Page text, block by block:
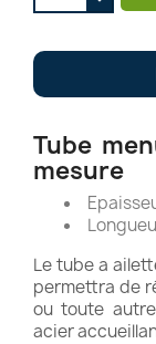
Tube
mesure
Le tube a
permettra de
ou toute
acier